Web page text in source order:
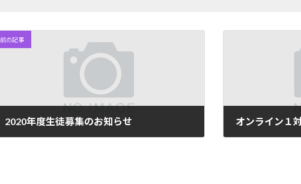
前の記事
2020年度生徒募集のお知らせ